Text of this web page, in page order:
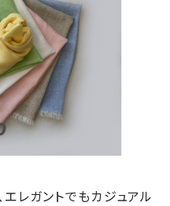
レガントでもカジュアル